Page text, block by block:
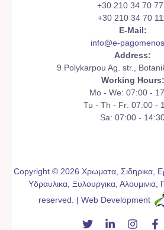
+30 210 34 70
+30 210 34 70
E-Mail:
info@e-
Address:
9 Polykarpou Ag. str.,
Working Hours:
Mo - We: 07:00 -
Tu - Th - Fr: 07:00 -
Sa: 07:00 -
Copyright © 2026 Χρωματα, Σιδηρικα,
Υδραυλικα, Ξυλουργικα,
reserved. | Web Development